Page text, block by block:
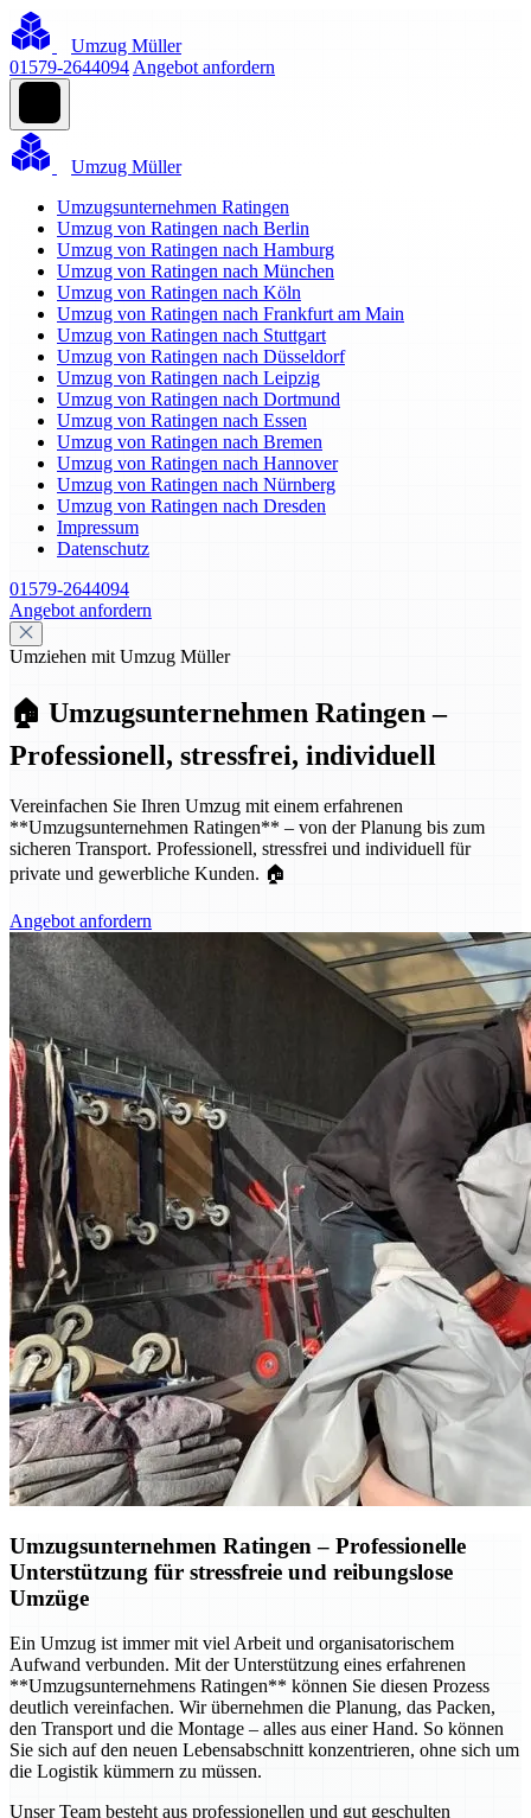
Umzug Müller
01579-2644094 Angebot anfordern
Umzug Müller
Umzugsunternehmen Ratingen
Umzug von Ratingen nach Berlin
Umzug von Ratingen nach Hamburg
Umzug von Ratingen nach München
Umzug von Ratingen nach Köln
Umzug von Ratingen nach Frankfurt am Main
Umzug von Ratingen nach Stuttgart
Umzug von Ratingen nach Düsseldorf
Umzug von Ratingen nach Leipzig
Umzug von Ratingen nach Dortmund
Umzug von Ratingen nach Essen
Umzug von Ratingen nach Bremen
Umzug von Ratingen nach Hannover
Umzug von Ratingen nach Nürnberg
Umzug von Ratingen nach Dresden
Impressum
Datenschutz
01579-2644094
Angebot anfordern
Umziehen mit Umzug Müller
🏠 Umzugsunternehmen Ratingen –
Professionell, stressfrei, individuell
Vereinfachen Sie Ihren Umzug mit einem erfahrenen
**Umzugsunternehmen Ratingen** – von der Planung bis zum
sicheren Transport. Professionell, stressfrei und individuell für
private und gewerbliche Kunden. 🏠
Angebot anfordern
Umzugsunternehmen Ratingen – Professionelle
Unterstützung für stressfreie und reibungslose
Umzüge
Ein Umzug ist immer mit viel Arbeit und organisatorischem
Aufwand verbunden. Mit der Unterstützung eines erfahrenen
**Umzugsunternehmens Ratingen** können Sie diesen Prozess
deutlich vereinfachen. Wir übernehmen die Planung, das Packen,
den Transport und die Montage – alles aus einer Hand. So können
Sie sich auf den neuen Lebensabschnitt konzentrieren, ohne sich um
die Logistik kümmern zu müssen.
Unser Team besteht aus professionellen und gut geschulten